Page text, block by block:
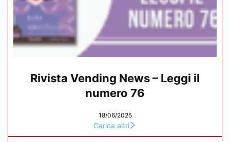
Rivista Vending News – Leggi il
numero 76
18/06/2025
Carica altri